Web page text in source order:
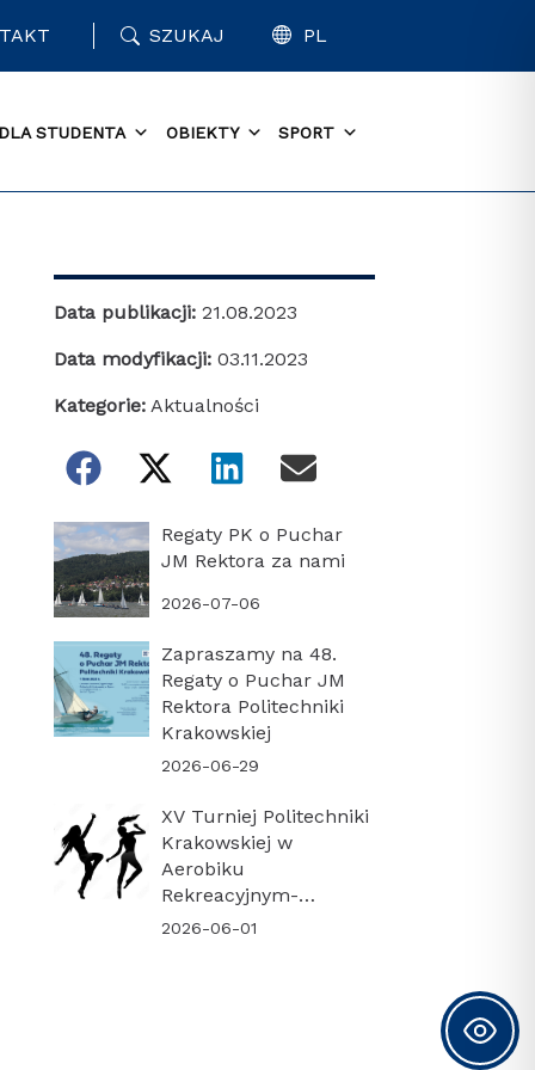
SZUKAJ PL
STUDENTA OBIEKTY SPORT
Data publikacji: 21.08.2023
Data modyfikacji: 03.11.2023
Kategorie: Aktualności
Regaty PK o Puchar
JM Rektora za nami
2026-07-06
Zapraszamy na 48.
Regaty o Puchar JM
Rektora Politechniki
Krakowskiej
2026-06-29
XV Turniej Politechniki
Krakowskiej w
Aerobiku
Rekreacyjnym-
PODSUMOWANIE
2026-06-01